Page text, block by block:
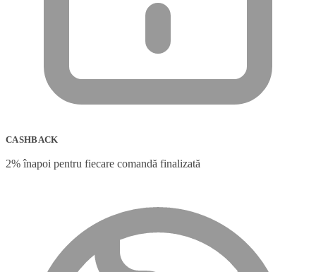
CASHBACK
2% înapoi pentru fiecare comandă finalizată